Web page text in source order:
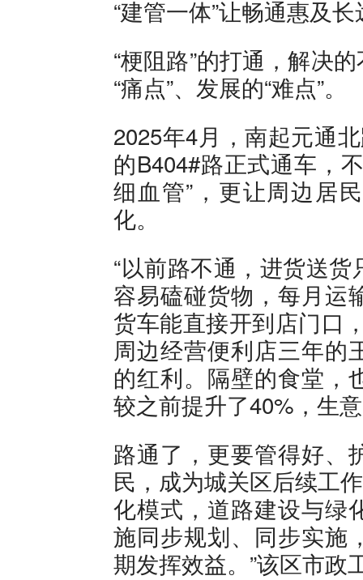
“建管一体”让畅通惠及长
“梗阻路”的打通，解决
“痛点”、发展的“难点”。
2025年4月，南起元通
的B404#路正式通车，
细血管”，更让周边居
化。
“以前路不通，进货送
容易磕碰货物，每月运
货车能直接开到店门口
周边经营便利店三年的
的红利。隔壁的食堂，
较之前提升了40%，生
路通了，更要管得好、
民，成为城关区后续工
化模式，道路建设与绿
施同步规划、同步实施
期发挥效益。”该区市政